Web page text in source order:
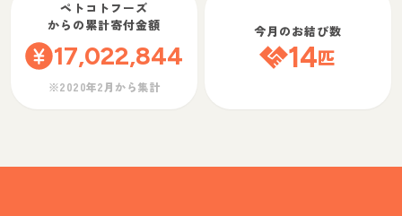
ペトコトフーズ
からの累計寄付金額
17,022,844
※2020年2月から集計
今月のお結び数
14匹